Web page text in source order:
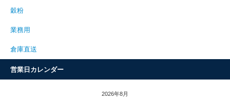
穀粉
業務用
倉庫直送
営業日カレンダー
2026年8月